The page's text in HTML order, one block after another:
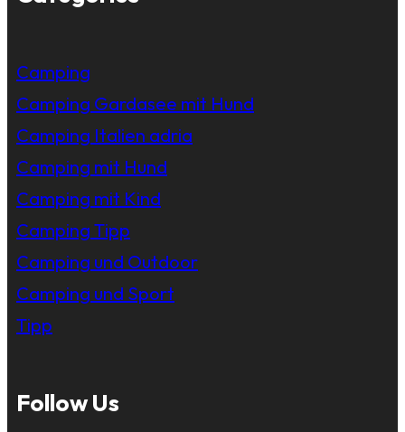
Camping
Camping Gardasee mit Hund
Camping Italien adria
Camping mit Hund
Camping mit Kind
Camping Tipp
Camping und Outdoor
Camping und Sport
Tipp
Follow Us